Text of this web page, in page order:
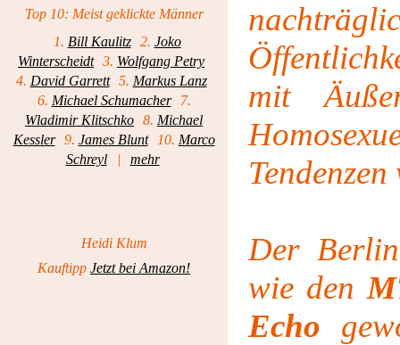
Top 10: Meist geklickte Männer
1. Bill Kaulitz 2. Joko
Winterscheidt 3. Wolfgang Petry
4. David Garrett 5. Markus Lanz
6. Michael Schumacher
7.
Wladimir Klitschko 8. Michael
Kessler
9. James Blunt 10. Marco
Schreyl
| mehr
Heidi Klum
Kauftipp Jetzt bei Amazon!
mit
Der
wie den
Echo